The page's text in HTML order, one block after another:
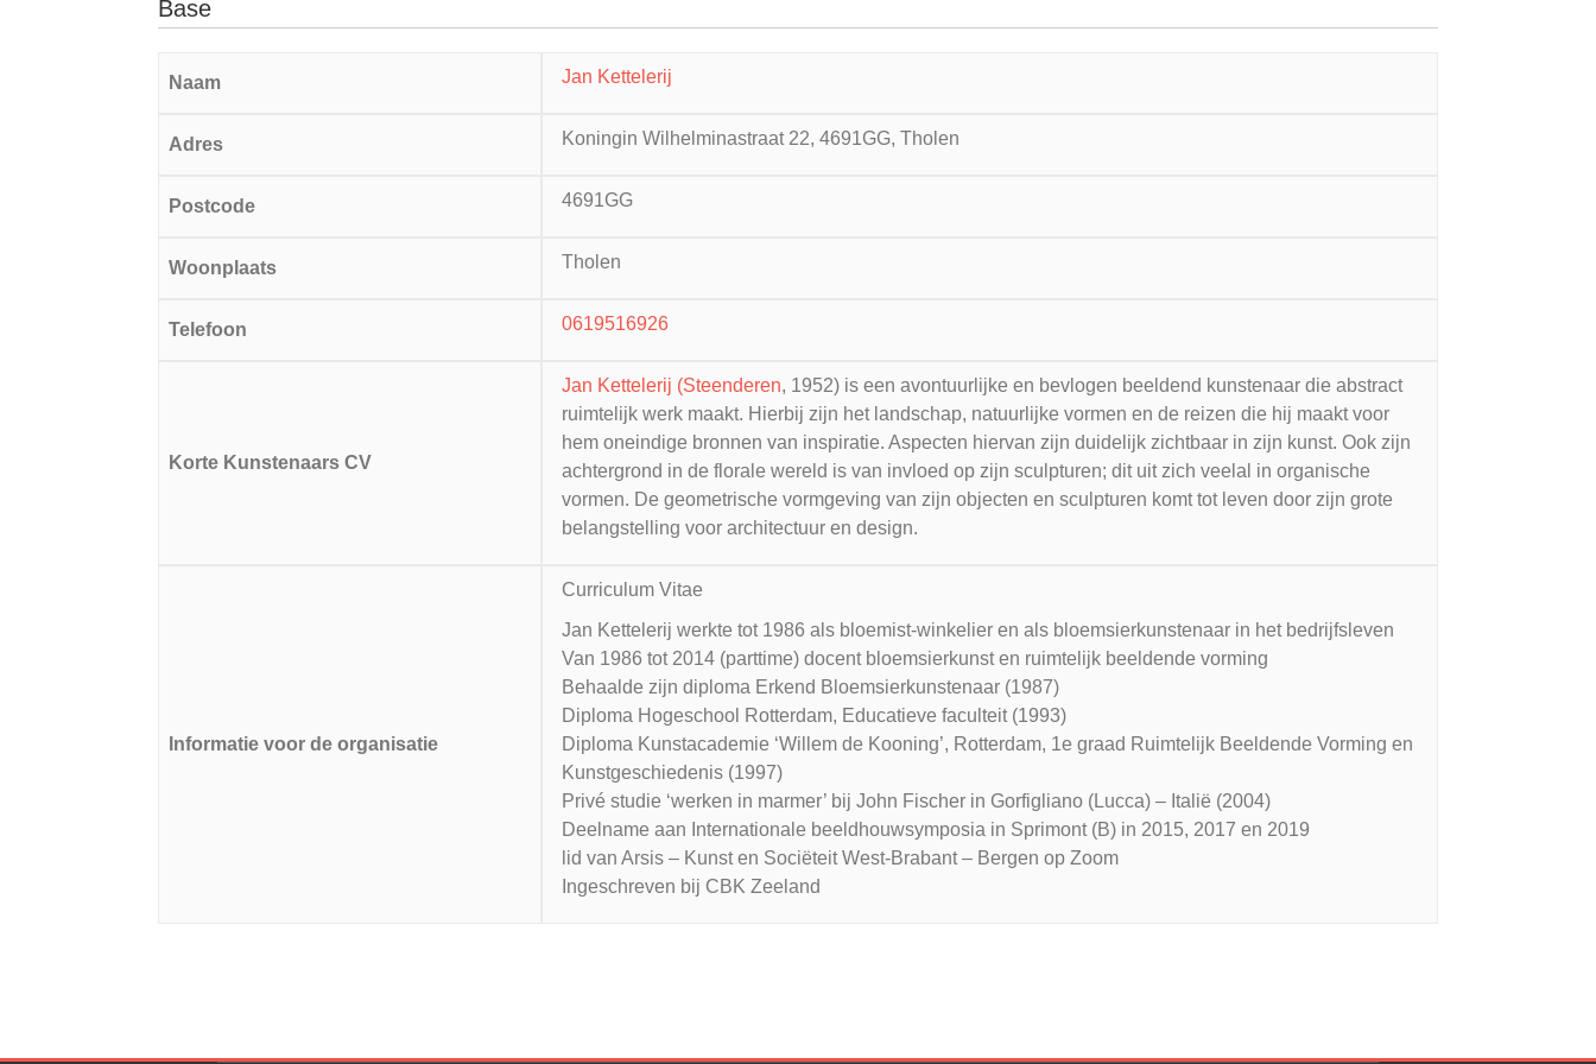
Base
Naam Jan Kettelerij
Adres Koningin Wilhelminastraat 22, 4691GG, Tholen
Postcode 4691GG
Woonplaats Tholen
Telefoon 0619516926
Korte Kunstenaars CV
Jan Kettelerij (Steenderen, 1952) is een avontuurlijke en bevlogen beeldend kunstenaar die abstract
ruimtelijk werk maakt. Hierbij zijn het landschap, natuurlijke vormen en de reizen die hij maakt voor
hem oneindige bronnen van inspiratie. Aspecten hiervan zijn duidelijk zichtbaar in zijn kunst. Ook zijn
achtergrond in de florale wereld is van invloed op zijn sculpturen; dit uit zich veelal in organische
vormen. De geometrische vormgeving van zijn objecten en sculpturen komt tot leven door zijn grote
belangstelling voor architectuur en design.
Informatie voor de organisatie
Curriculum Vitae
Jan Kettelerij werkte tot 1986 als bloemist-winkelier en als bloemsierkunstenaar in het bedrijfsleven
Van 1986 tot 2014 (parttime) docent bloemsierkunst en ruimtelijk beeldende vorming
Behaalde zijn diploma Erkend Bloemsierkunstenaar (1987)
Diploma Hogeschool Rotterdam, Educatieve faculteit (1993)
Diploma Kunstacademie ‘Willem de Kooning’, Rotterdam, 1e graad Ruimtelijk Beeldende Vorming en
Kunstgeschiedenis (1997)
Privé studie ‘werken in marmer’ bij John Fischer in Gorfigliano (Lucca) – Italië (2004)
Deelname aan Internationale beeldhouwsymposia in Sprimont (B) in 2015, 2017 en 2019
lid van Arsis – Kunst en Sociëteit West-Brabant – Bergen op Zoom
Ingeschreven bij CBK Zeeland